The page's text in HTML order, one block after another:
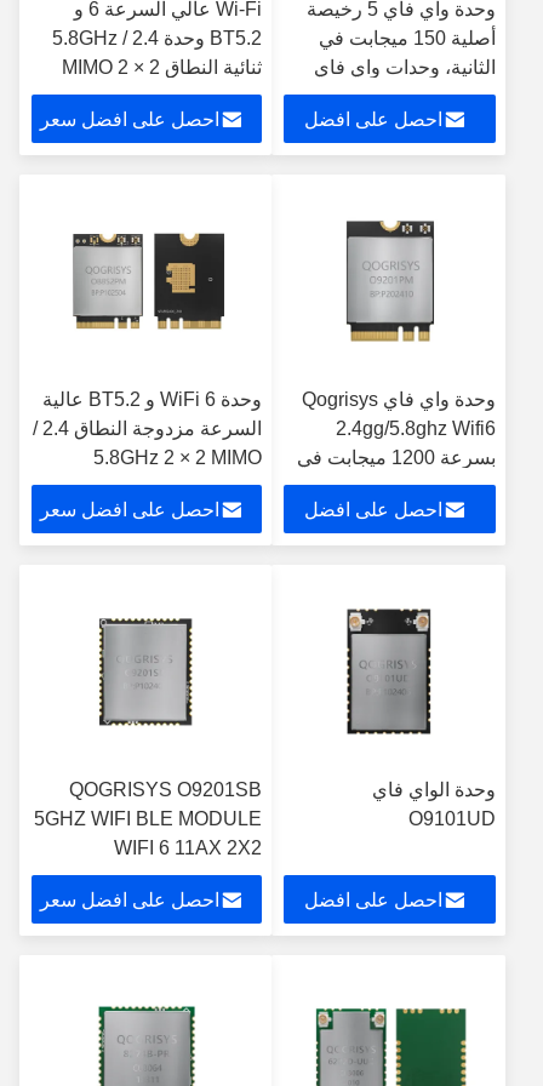
وحدة واي فاي 5 رخيصة
أصلية 150 ميجابت في
الثانية، وحدات واي فاي
ثنائية النطاق 1T1R
احصل على افضل
Wi-Fi عالي السرعة 6 و
BT5.2 وحدة 2.4 / 5.8GHz
ثنائية النطاق 2 × 2 MIMO
1200Mbps عبر USB 2.0
احصل على افضل سعر
وحدة واي فاي Qogrisys
2.4gg/5.8ghz Wifi6
بسرعة 1200 ميجابت في
الثانية O9201pm 2t2r
احصل على افضل
وحدة WiFi 6 و BT5.2 عالية
السرعة مزدوجة النطاق 2.4 /
5.8GHz 2 × 2 MIMO
1200Mbps عبر PCIE M2
احصل على افضل سعر
وحدة الواي فاي
O9101UD
احصل على افضل
QOGRISYS O9201SB
5GHZ WIFI BLE MODULE
WIFI 6 11AX 2X2
MODULES WIFI
1200MBPS
احصل على افضل سعر